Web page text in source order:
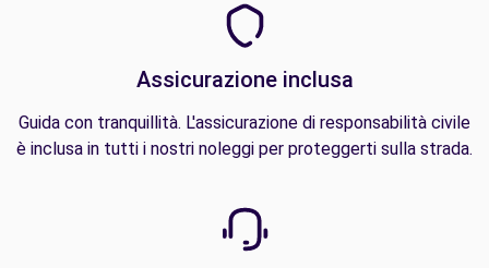
Assicurazione inclusa
Guida con tranquillità. L'assicurazione di responsabilità civile
è inclusa in tutti i nostri noleggi per proteggerti sulla strada.